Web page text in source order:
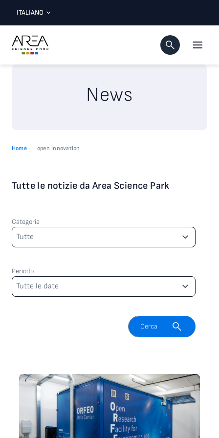
ITALIANO
News
Home open innovation
Tutte le notizie da Area Science Park
Categorie
Categorie
Tutte
Periodo
Periodo
Tutte le date
Attiva il campo di ricerca